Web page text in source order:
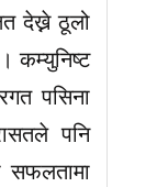
देख्ने ठूलो
कम्युनिष्ट
पसिना
पनि
सफलतामा